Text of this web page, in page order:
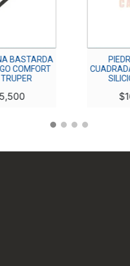
PIEDRA
CUADRADA
SILICIO